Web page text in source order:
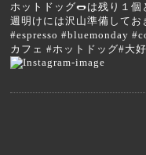
ホットドッグ🌭は残り１個
週明けには沢山準備してお
#espresso #bluemonday
カフェ #ホットドッグ#大